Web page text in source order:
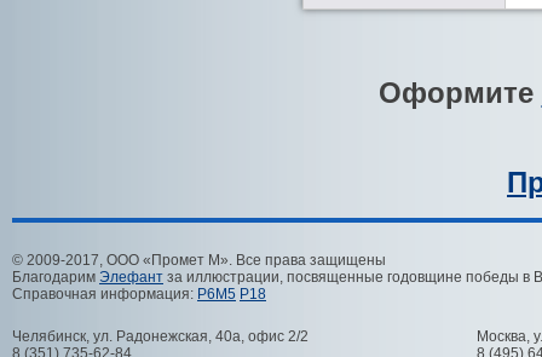
Оформите
© 2009-2017, ООО «Промет М». Все права защищены
Благодарим Элефант за иллюстрации, посвященные годовщине победы в
Справочная информация: Р6М5 Р18
Челябинск, ул. Радонежская, 40а, офис 2/2
8 (351) 735-62-84
Москва,
8 (495)